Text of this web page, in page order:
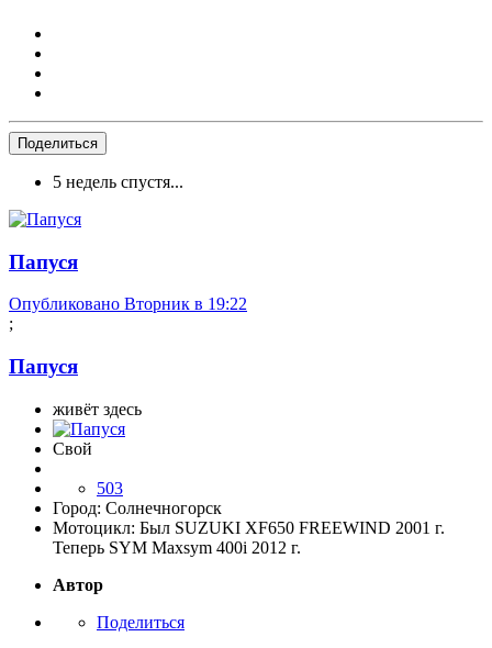
Поделиться
5 недель спустя...
Папуся
Опубликовано Вторник в 19:22
;
Папуся
живёт здесь
Свой
503
Город: Солнечногорск
Мотоцикл: Был SUZUKI XF650 FREEWIND 2001 г.
Теперь SYM Maxsym 400i 2012 г.
Автор
Поделиться